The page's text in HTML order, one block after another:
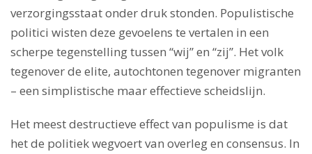
verzorgingsstaat onder druk stonden. Populistische
politici wisten deze gevoelens te vertalen in een
scherpe tegenstelling tussen “wij” en “zij”. Het volk
tegenover de elite, autochtonen tegenover migranten
– een simplistische maar effectieve scheidslijn.
Het meest destructieve effect van populisme is dat
het de politiek wegvoert van overleg en consensus. In